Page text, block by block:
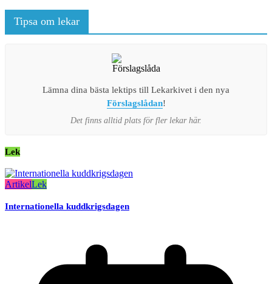
Tipsa om lekar
Lämna dina bästa lektips till Lekarkivet i den nya
Förslagslådan!
Det finns alltid plats för fler lekar här.
Lek
ArtikelLek
Internationella kuddkrigsdagen